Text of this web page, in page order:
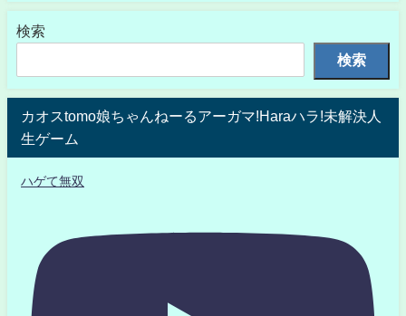
検索
検索
カオスtomo娘ちゃんねーるアーガマ!Haraハラ!未解決人
生ゲーム
ハゲて無双